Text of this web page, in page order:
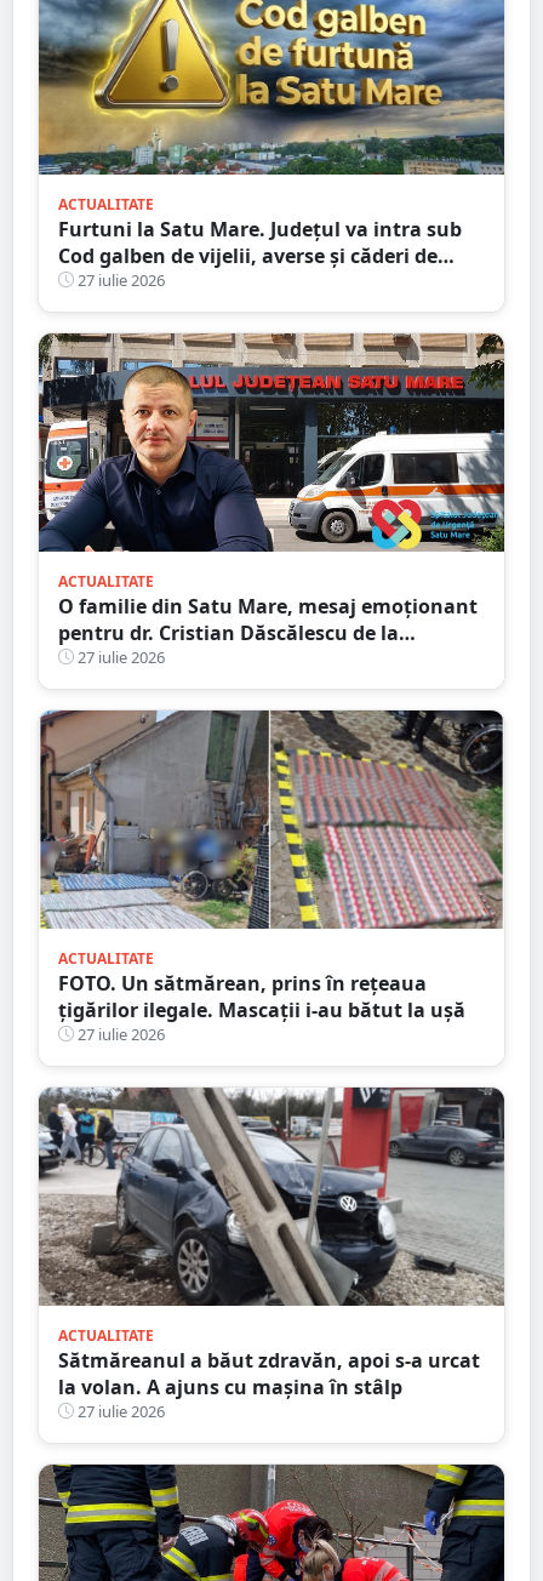
ACTUALITATE
Furtuni la Satu Mare. Județul va intra sub
Cod galben de vijelii, averse și căderi de
grindină
27 iulie 2026
ACTUALITATE
O familie din Satu Mare, mesaj emoționant
pentru dr. Cristian Dăscălescu de la
Spitalului Județean
27 iulie 2026
ACTUALITATE
FOTO. Un sătmărean, prins în rețeaua
țigărilor ilegale. Mascații i-au bătut la ușă
27 iulie 2026
ACTUALITATE
Sătmăreanul a băut zdravăn, apoi s-a urcat
la volan. A ajuns cu mașina în stâlp
27 iulie 2026